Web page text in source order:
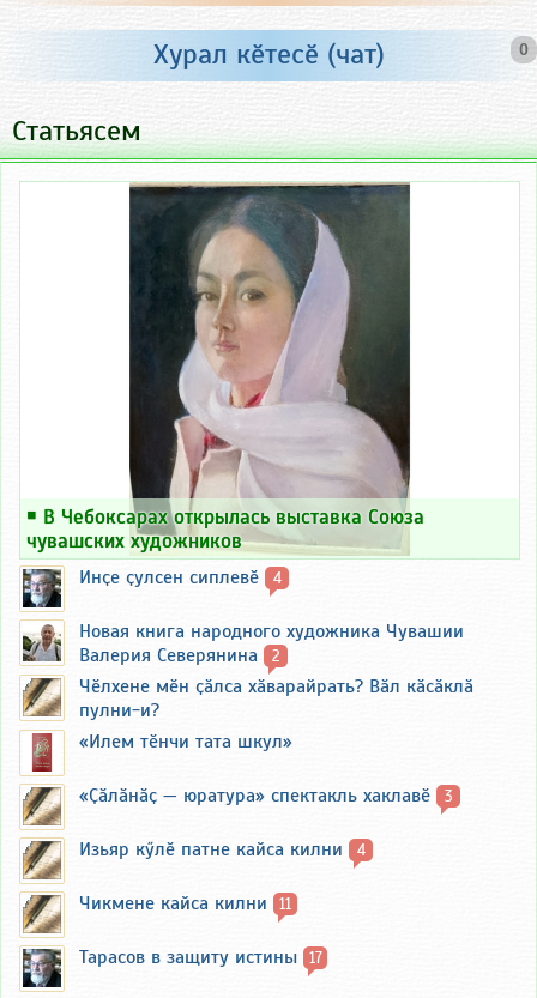
0
Хурал кӗтесӗ (чат)
Статьясем
￭ В Чебоксарах открылась выставка Союза
чувашских художников
Инҫе ҫулсен сиплевӗ 4
Новая книга народного художника Чувашии
Валерия Северянина
2
Чӗлхене мӗн ҫӑлса хӑварайрать? Вӑл кӑсӑклӑ
пулни-и?
«Илем тӗнчи тата шкул»
«Ҫӑлӑнӑҫ — юратура» спектакль хаклавӗ 3
Изьяр кӳлӗ патне кайса килни 4
Чикмене кайса килни 11
Тарасов в защиту истины 17